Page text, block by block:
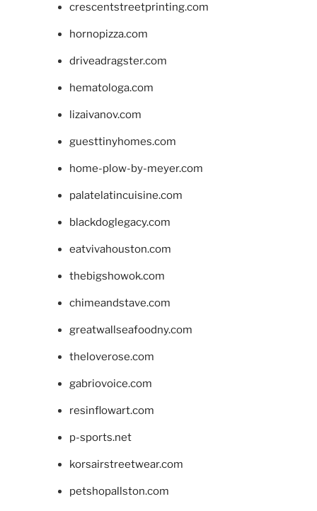
crescentstreetprinting.com
hornopizza.com
driveadragster.com
hematologa.com
lizaivanov.com
guesttinyhomes.com
home-plow-by-meyer.com
palatelatincuisine.com
blackdoglegacy.com
eatvivahouston.com
thebigshowok.com
chimeandstave.com
greatwallseafoodny.com
theloverose.com
gabriovoice.com
resinflowart.com
p-sports.net
korsairstreetwear.com
petshopallston.com